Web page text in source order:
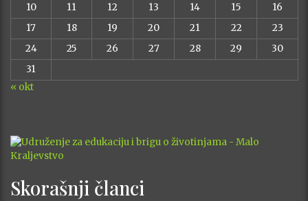
10
11 12 13 14 15
16
17
18 19 20 21 22
23
24
25 26 27 28 29
30
31
« okt
Skorašnji članci